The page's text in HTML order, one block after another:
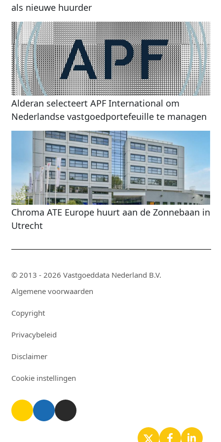
als nieuwe huurder
Alderan selecteert APF International om
Nederlandse vastgoedportefeuille te managen
Chroma ATE Europe huurt aan de Zonnebaan in
Utrecht
© 2013 - 2026 Vastgoeddata Nederland B.V.
Algemene voorwaarden
Copyright
Privacybeleid
Disclaimer
Cookie instellingen